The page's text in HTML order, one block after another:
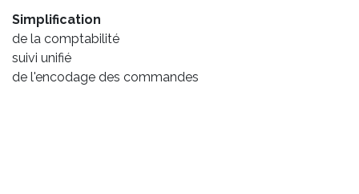
Simplification
de la comptabilité
suivi unifié
de l'encodage des commandes